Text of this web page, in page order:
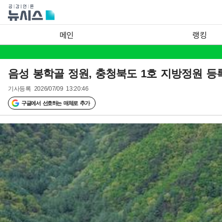
메인 랭킹
음성 봉학골 정원, 충청북도 1호 지방정원 등
기사등록 2026/07/09 13:20:46
구글에서 선호하는 매체로 추가